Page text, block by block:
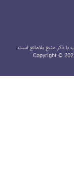
ذکر منبع بلامانع است.
Copyright ©